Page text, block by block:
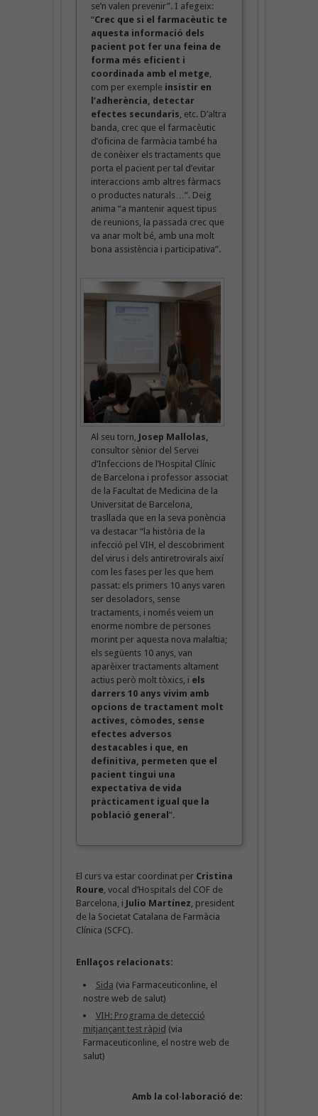
se’n valen prevenir”. I afegeix:
“Crec que si el farmacèutic te
aquesta informació dels
pacient pot fer una feina de
forma més eficient i
coordinada amb el metge,
com per exemple insistir en
l’adherència, detectar
efectes secundaris , etc. D’altra
banda, crec que el farmacèutic
d’oficina de farmàcia també ha
de conèixer els tractaments que
porta el pacient per tal d’evitar
interaccions amb altres fàrmacs
o productes naturals…”. Deig
anima “a mantenir aquest tipus
de reunions, la passada crec que
va anar molt bé, amb una molt
bona assistència i participativa”.
Al seu torn, Josep Mallolas,
consultor sènior del Servei
d’Infeccions de l’Hospital Clínic
de Barcelona i professor associat
de la Facultat de Medicina de la
Universitat de Barcelona,
trasllada que en la seva ponència
va destacar “la història de la
infecció pel VIH, el descobriment
del virus i dels antiretrovirals així
com les fases per les que hem
passat: els primers 10 anys varen
ser desoladors, sense
tractaments, i només veiem un
enorme nombre de persones
morint per aquesta nova malaltia;
els següents 10 anys, van
aparèixer tractaments altament
actius però molt tòxics, i els
darrers 10 anys vivim amb
opcions de tractament molt
actives, còmodes, sense
efectes adversos
destacables i que, en
definitiva, permeten que el
pacient tingui una
expectativa de vida
pràcticament igual que la
població general ”.
El curs va estar coordinat per Cristina
Roure, vocal d’Hospitals del COF de
Barcelona, i Julio Martínez , president
de la Societat Catalana de Farmàcia
Clínica (SCFC).
Enllaços relacionats:
Sida (via Farmaceuticonline, el
nostre web de salut)
VIH: Programa de detecció
mitjançant test ràpid (via
Farmaceuticonline, el nostre web de
salut)
Amb la col·laboració de: